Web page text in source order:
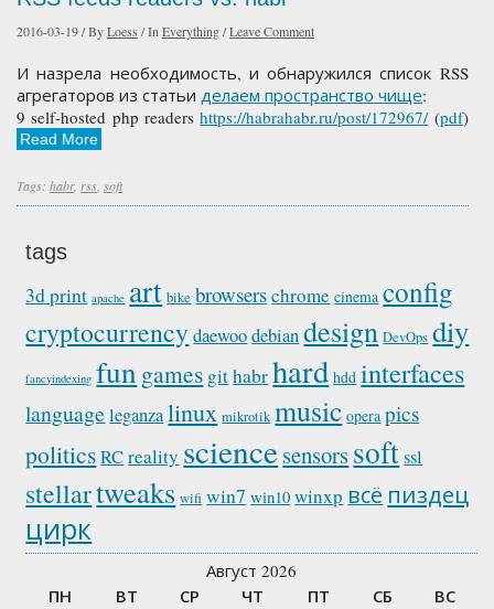
2016-03-19/ByLoess /In Everything/Leave Comment
И назрела необходимость, и обнаружился список RSS
агрегаторов из статьи делаем пространство чище:
9 self-hosted php readershttps://habrahabr.ru/post/172967/(pdf)
Read More
Tags: habr, rss soft
tags
3d print apache art bike browserschrome cinema config
cryptocurrencydaewoodebiandesign DevOps diy
fancyindexing fun games githabrhard hdd interfaces
language leganzalinux mikrotik music opera pics
politicsRCreality sciencesensorssoftssl
stellartweaks wifi win7 win10 winxp всё пиздец
цирк
Август 2026
ПН ВТ СР ЧТ ПТ СБ ВС